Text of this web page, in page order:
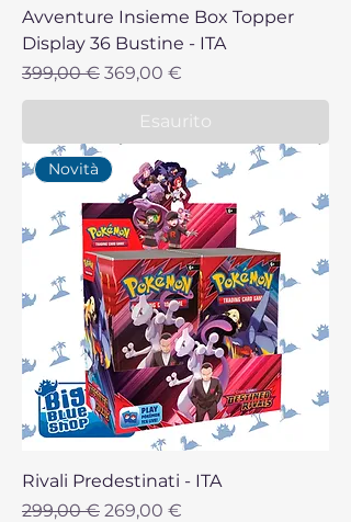
Avventure Insieme Box Topper
Display 36 Bustine - ITA
Prezzo regolare
399,00 € Prezzo scontato
369,00 €
Esaurito
Novità
Rivali Predestinati - ITA
Prezzo regolare
299,00 € Prezzo scontato
269,00 €